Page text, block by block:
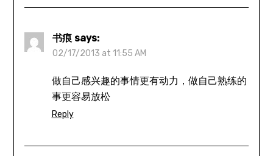
书痕 says:
02/17/2013 at 11:55 AM
做自己感兴趣的事情更有动力，做自己熟练的
事更容易放松
Reply